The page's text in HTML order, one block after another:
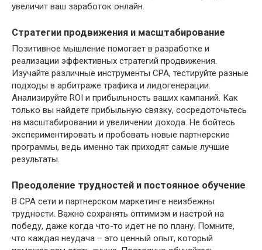
увеличит ваш заработок онлайн.
Стратегии продвижения и масштабирование
Позитивное мышление помогает в разработке и
реализации эффективных стратегий продвижения.
Изучайте различные инструменты CPA, тестируйте разные
подходы в арбитраже трафика и лидогенерации.
Анализируйте ROI и прибыльность ваших кампаний. Как
только вы найдете прибыльную связку, сосредоточьтесь
на масштабировании и увеличении дохода. Не бойтесь
экспериментировать и пробовать новые партнерские
программы, ведь именно так приходят самые лучшие
результаты.
Преодоление трудностей и постоянное обучение
В CPA сети и партнерском маркетинге неизбежны
трудности. Важно сохранять оптимизм и настрой на
победу, даже когда что-то идет не по плану. Помните,
что каждая неудача – это ценный опыт, который